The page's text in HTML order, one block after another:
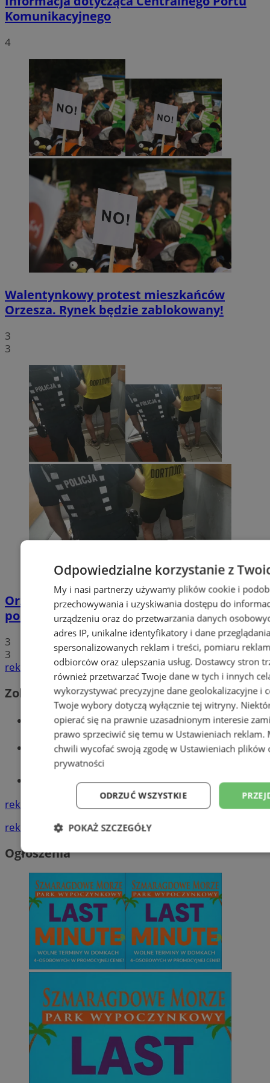
Komunikacyjnego
4
Walentynkowy protest mieszkańców
Orzesza. Rynek będzie zablokowany!
3
3
Orzesze: Podczas interwencji zaatakował
policjantów i wybił szybę radiowozu!
3
3
reklama
Zobacz również
Wiadomości kryminalne w Orzeszu
Wiadomości lokalne
Tworzenie stron www - Orzesze
reklama
reklama
Ogłoszenia
Odpowiedzialne korzystanie z
My i nasi partnerzy używamy plików cookie i
przechowywania i uzyskiwania dostępu do
urządzeniu oraz do przetwarzania danych
adres IP, unikalne identyfikatory i dane
spersonalizowanych reklam i treści, pomiaru
odbiorców oraz ulepszania usług. Dostawcy stron
również przetwarzać Twoje dane w tych i innych
wykorzystywać precyzyjne dane geolokalizacyjne i
Twoje wybory dotyczą wyłącznie tej witryny.
opierać się na prawnie uzasadnionym interesie
prawo sprzeciwić się temu w Ustawieniach reklam.
chwili wycofać swoją zgodę w Ustawieniach plików
prywatności
ODRZUĆ WSZYSTKIE
POKAŻ SZCZEGÓŁY
Niezbędne Wydajność
Niesklasyfikowane
Targetowanie
Niezbędne pliki cookie umożliwiają korzystanie z podstawowych
takich jak logowanie użytkownika i zarządzanie kontem. Bez
można prawidłowo korzystać ze strony internetowej.
Provider
SessID
orzesze.com.pl